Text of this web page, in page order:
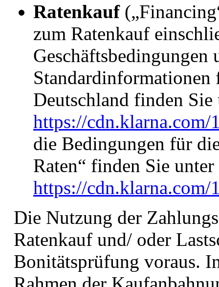
Ratenkauf
zum Ratenkauf
Geschäftsbedingungen
Deutschland finden Sie
https://cdn.klarna.com/
die Bedingungen für
Raten“ finden Sie unter
https://cdn.klarna.com/
Die Nutzung der
Ratenkauf und/ oder
Bonitätsprüfung voraus.